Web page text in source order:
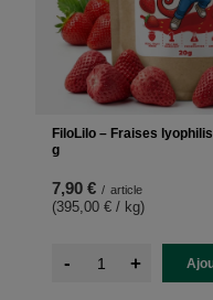
FiloLilo – Fraises
g
7,90 € / article
(395,00 € / kg)
- +